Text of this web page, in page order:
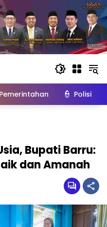
Pemerintahan 👮 Polisi
Bupati Barru:
dan Amanah